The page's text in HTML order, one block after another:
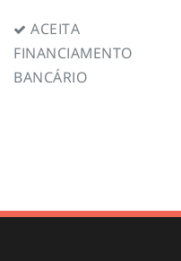
ACEITA
FINANCIAMENTO
BANCÁRIO